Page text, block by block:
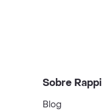
Sobre Rappi
Blog